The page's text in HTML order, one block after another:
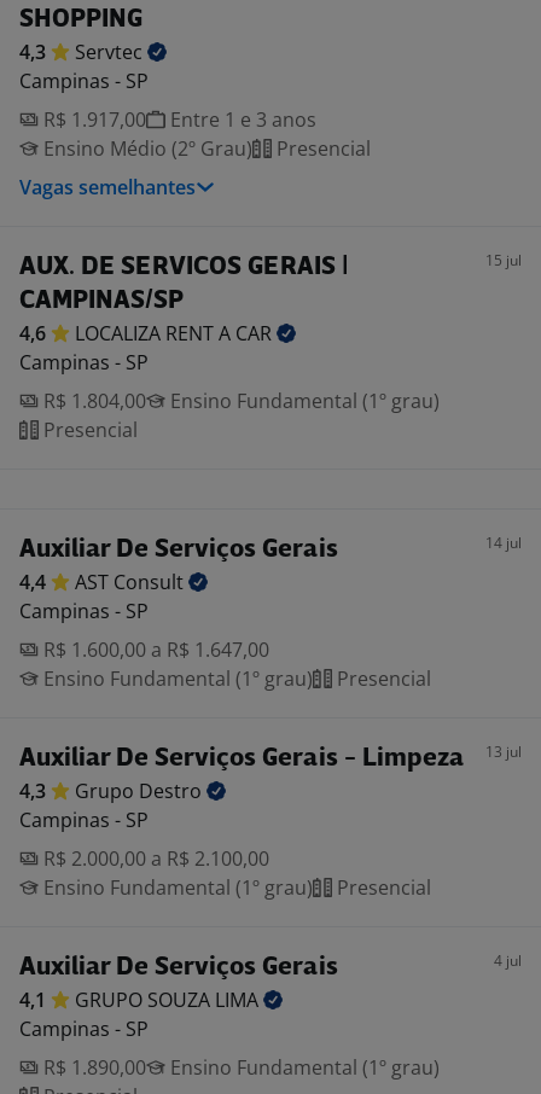
SHOPPING
4,3
Servtec
Campinas - SP
R$ 1.917,00
Entre 1 e 3 anos
Ensino Médio (2º Grau)
Presencial
Vagas semelhantes
AUX. DE SERVICOS GERAIS |
CAMPINAS/SP
15 jul
4,6 LOCALIZA RENT A CAR
Campinas - SP
R$ 1.804,00
Ensino Fundamental (1º grau)
Presencial
Auxiliar De Serviços Gerais 14 jul
4,4 AST Consult
Campinas - SP
R$ 1.600,00 a R$ 1.647,00
Ensino Fundamental (1º grau)
Presencial
Auxiliar De Serviços Gerais - Limpeza 13 jul
4,3 Grupo Destro
Campinas - SP
R$ 2.000,00 a R$ 2.100,00
Ensino Fundamental (1º grau)
Presencial
Auxiliar De Serviços Gerais 4 jul
4,1 GRUPO SOUZA LIMA
Campinas - SP
R$ 1.890,00
Ensino Fundamental (1º grau)